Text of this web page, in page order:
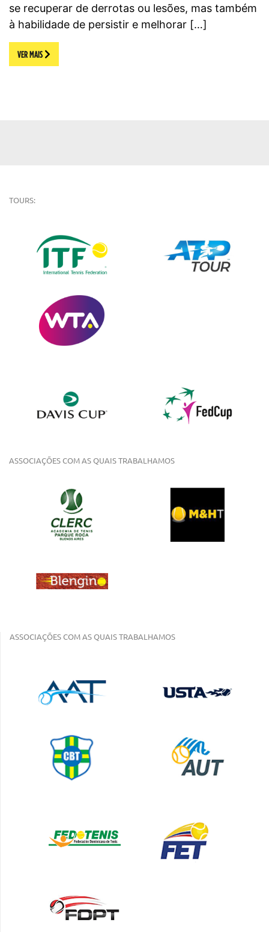
se recuperar de derrotas ou lesões, mas também
à habilidade de persistir e melhorar […]
VER MAIS
TOURS:
ASSOCIAÇÕES COM AS QUAIS TRABALHAMOS
ASSOCIAÇÕES COM AS QUAIS TRABALHAMOS